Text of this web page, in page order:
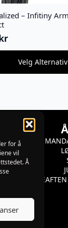
for å
vil
Å
– Infitiny
Velg Alternativ